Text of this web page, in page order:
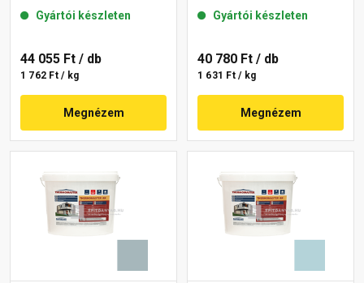
Gyártói készleten
44 055 Ft / db
1 762 Ft / kg
Megnézem
39-C 25 kg
Gyártói készleten
40 780 Ft / db
1 631 Ft / kg
Megnézem